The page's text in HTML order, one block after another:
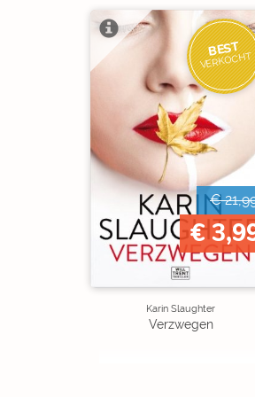
BEST
VERKOCHT
€
€
Karin Slaughter
Verzwegen